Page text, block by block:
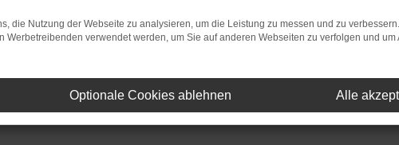
die Nutzung der Webseite zu analysieren, um die Leistung zu messen und zu
Werbetreibenden verwendet werden, um Sie auf anderen Webseiten zu verfolgen und um
Optionale Cookies ablehnen Alle